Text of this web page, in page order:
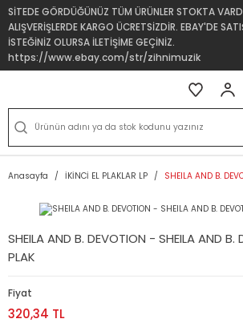
SİTEDE GÖRDÜĞÜNÜZ TÜM ÜRÜNLER STOKTA
ALIŞVERİŞLERDE KARGO ÜCRETSİZDİR. EBAY'DE
İSTEĞİNİZ OLURSA İLETİŞİME GEÇİNİZ.
https://www.ebay.com/str/zihnimuzik
Anasayfa İKİNCİ EL PLAKLAR LP SHEILA AND B.
SHEILA AND B. DEVOTION - SHEILA AND B.
PLAK
Fiyat
320,34 TL